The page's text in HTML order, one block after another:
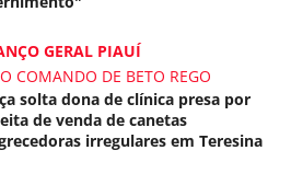
GERAL PIAUÍ
COMANDO DE BETO REGO
solta dona de clínica presa por
de venda de canetas
irregulares em Teresina